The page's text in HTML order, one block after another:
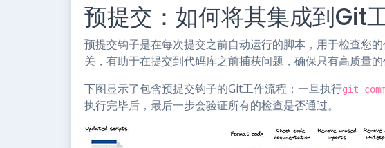
预提交：如何将其集成到Git
预提交钩子是在每次提交之前自动运行的脚本，用于检查您
关，有助于在提交到代码库之前捕获问题，确保只有高质量的
下图显示了包含预提交钩子的Git工作流程：一旦执行git
执行完毕后，最后一步会验证所有的检查是否通过。